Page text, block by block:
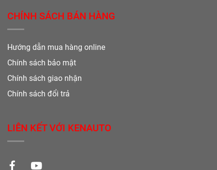
CHÍNH SÁCH BÁN HÀNG
Hướng dẫn mua hàng online
Chính sách bảo mật
Chính sách giao nhận
Chính sách đổi trả
LIÊN KẾT VỚI KENAUTO